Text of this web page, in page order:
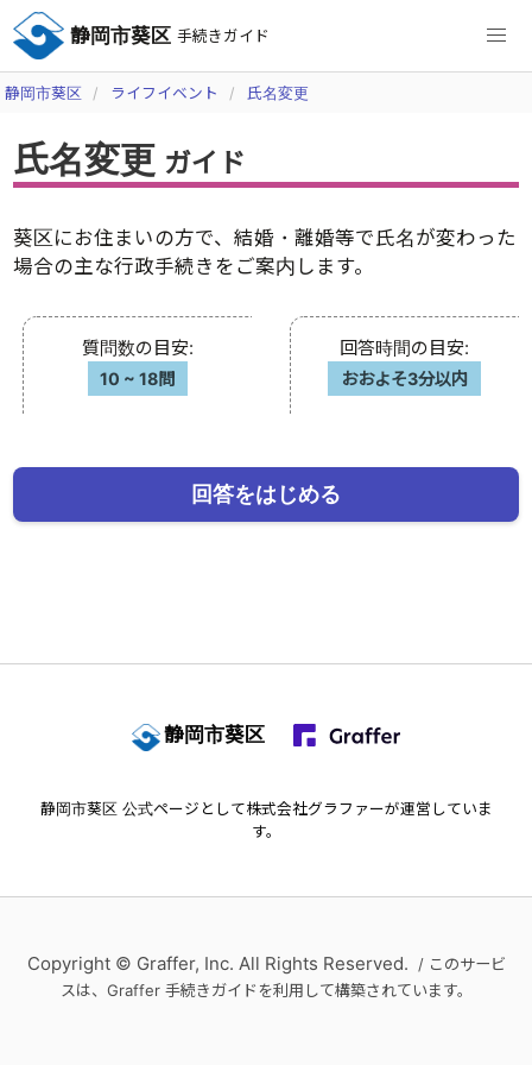
静岡市葵区 手続きガイド
静岡市葵区 ライフイベント 氏名変更
氏名変更 ガイド
葵区にお住まいの方で、結婚・離婚等で氏名が変わった
場合の主な行政手続きをご案内します。
質問数の目安:
10 ~18問
回答時間の目安:
おおよそ3分以内
回答をはじめる
静岡市葵区
静岡市葵区公式ページとして株式会社グラファーが運営していま
す。
Copyright © Graffer, Inc. All Rights Reserved. / このサービ
スは、Graffer 手続きガイドを利用して構築されています。